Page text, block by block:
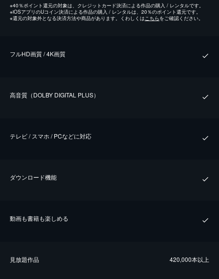
※40％ポイント還元の対象は、クレジットカード決済による作品の購入 / レンタルです。
※iOSアプリのUコイン決済による作品の購入 / レンタルは、20％のポイント還元です。
※還元の対象外となる決済方法や商品があります。くわしくはこちらをご確認ください。
フルHD画質 / 4K画質
⾼⾳質（DOLBY DIGITAL PLUS）
テレビ / スマホ / PCなどに対応
ダウンロード機能
動画も書籍も楽しめる
⾒放題作品 420,000本以上